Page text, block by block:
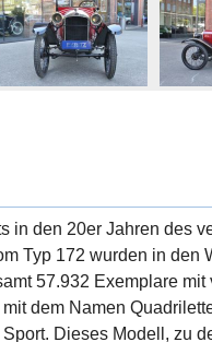
in den 20er Jahren des
Typ 172 wurden in den
57.932 Exemplare
dem Namen
Dieses Modell, zu